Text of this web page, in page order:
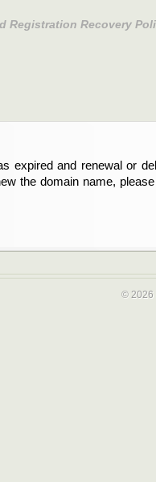
Registration Recovery
expired and renewal or
the domain name,
und die
Registrant sind und
bitte Ihren Service-
© 2026